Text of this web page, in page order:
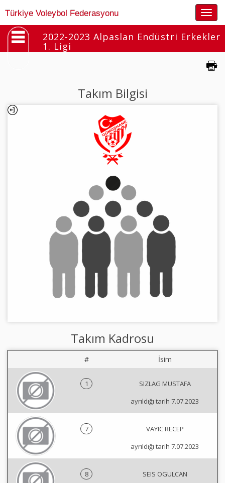
Türkiye Voleybol Federasyonu
2022-2023 Alpaslan Endüstri Erkekler
1. Ligi
Takım Bilgisi
Takım Kadrosu
# İsim
1
SIZLAG MUSTAFA
ayrıldığı tarih 7.07.2023
7
VAYIC RECEP
ayrıldığı tarih 7.07.2023
8
SEIS OGULCAN